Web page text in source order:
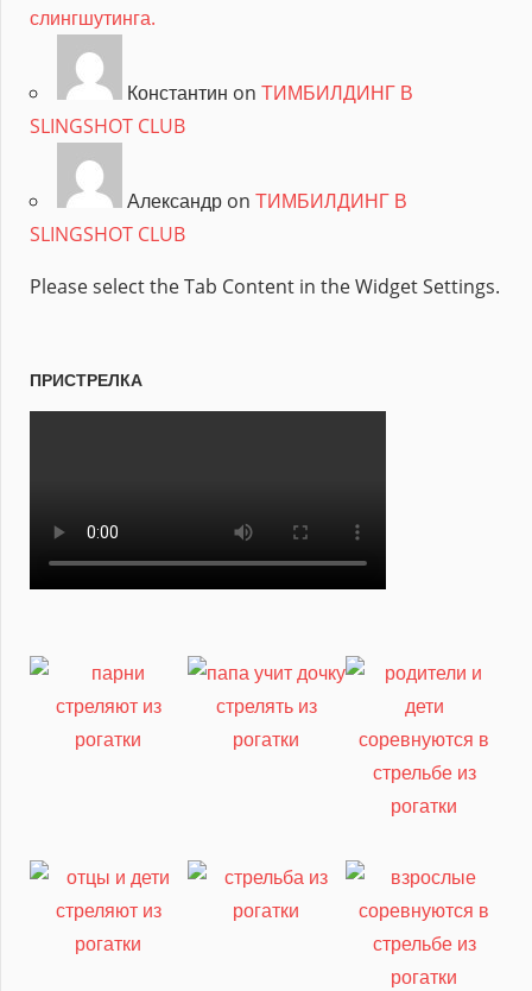
слингшутинга.
Константин on ТИМБИЛДИНГ В
SLINGSHOT CLUB
Александр on ТИМБИЛДИНГ В
SLINGSHOT CLUB
Please select the Tab Content in the Widget Settings.
ПРИСТРЕЛКА